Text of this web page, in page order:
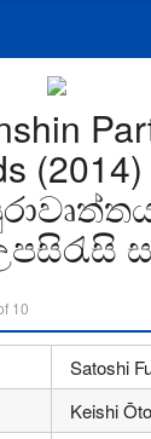
10
Satoshi
Keishi